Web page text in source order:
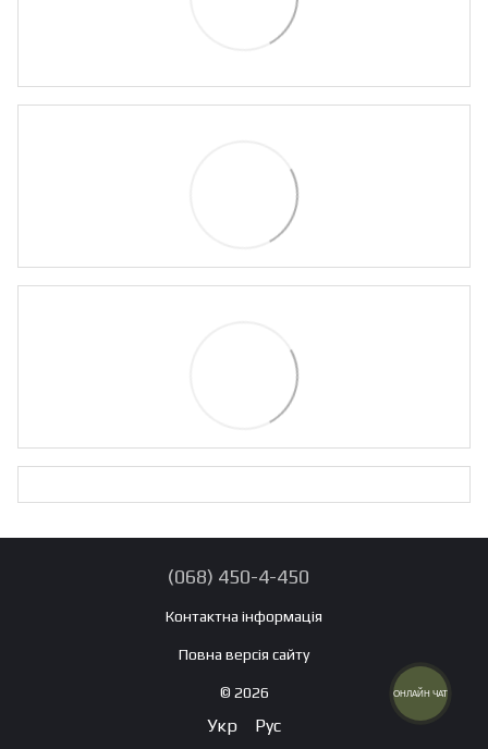
(068) 450-4-450
Контактна інформація
Повна версія сайту
© 2026
Укр Рус
ОНЛАЙН ЧАТ